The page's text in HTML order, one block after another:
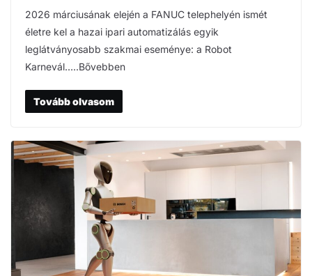
2026 márciusának elején a FANUC telephelyén ismét
életre kel a hazai ipari automatizálás egyik
leglátványosabb szakmai eseménye: a Robot
Karnevál…..Bővebben
Tovább olvasom